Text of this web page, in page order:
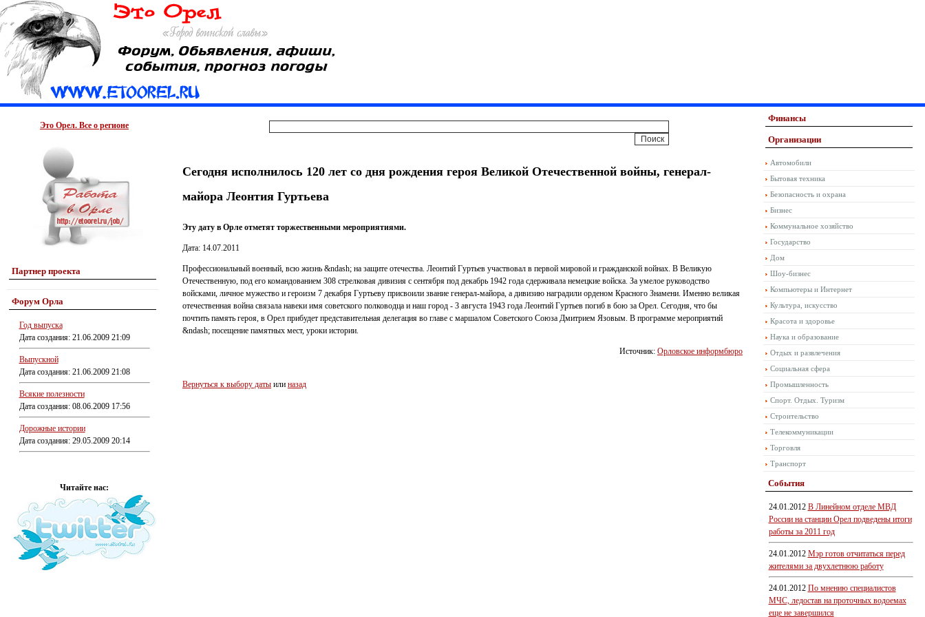
Это Орел. Все о регионе
Партнер проекта
Форум Орла
Год выпуска
Дата создания: 21.06.2009 21:09
Выпускной
Дата создания: 21.06.2009 21:08
Всякие полезности
Дата создания: 08.06.2009 17:56
Дорожные истории
Дата создания: 29.05.2009 20:14
Читайте нас:
Сегодня исполнилось 120 лет со дня рождения героя Великой Отечественной войны, генерал-
майора Леонтия Гуртьева
Эту дату в Орле отметят торжественными мероприятиями.
Дата: 14.07.2011
Профессиональный военный, всю жизнь &ndash; на защите отечества. Леонтий Гуртьев участвовал в первой мировой и гражданской войнах. В Великую
Отечественную, под его командованием 308 стрелковая дивизия с сентября под декабрь 1942 года сдерживала немецкие войска. За умелое руководство
войсками, личное мужество и героизм 7 декабря Гуртьеву присвоили звание генерал-майора, а дивизию наградили орденом Красного Знамени. Именно великая
отечественная война связала навеки имя советского полководца и наш город - 3 августа 1943 года Леонтий Гуртьев погиб в бою за Орел. Сегодня, что бы
почтить память героя, в Орел прибудет представительная делегация во главе с маршалом Советского Союза Дмитрием Язовым. В программе мероприятий
&ndash; посещение памятных мест, уроки истории.
Источник: Орловское информбюро
Вернуться к выбору даты или назад
Финансы
Организации
Автомобили
Бытовая техника
Безопасность и охрана
Бизнес
Коммунальное хозяйство
Государство
Дом
Шоу-бизнес
Компьютеры и Интернет
Культура, искусство
Красота и здоровье
Наука и образование
Отдых и развлечения
Социальная сфера
Промышленность
Спорт. Отдых. Туризм
Строительство
Телекоммуникации
Торговля
Транспорт
События
24.01.2012 В Линейном отделе МВД
России на станции Орел подведены итоги
работы за 2011 год
24.01.2012 Мэр готов отчитаться перед
жителями за двухлетнюю работу
24.01.2012 По мнению специалистов
МЧС, ледостав на проточных водоемах
еще не завершился